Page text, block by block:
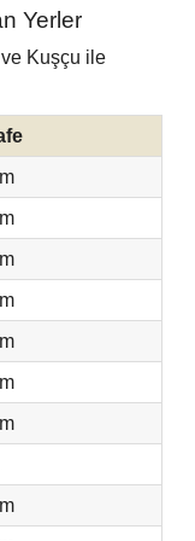
Yerler
Kuşçu ile